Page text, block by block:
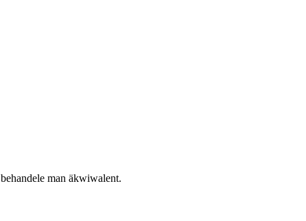
behandele man äkwiwalent.